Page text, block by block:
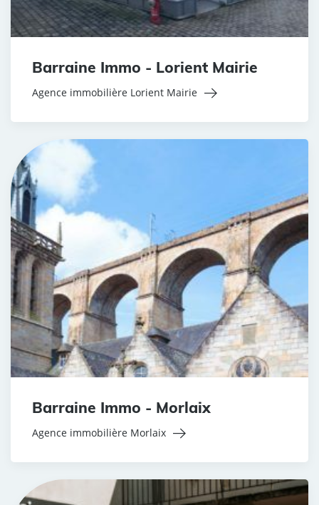
Barraine Immo - Lorient Mairie
Agence immobilière Lorient Mairie
Barraine Immo - Morlaix
Agence immobilière Morlaix